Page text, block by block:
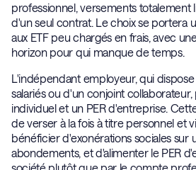
professionnel, versements totalement
d'un seul contrat. Le choix se portera
aux ETF peu chargés en frais, avec
horizon pour qui manque de temps.
L'indépendant employeur, qui
salariés ou d'un conjoint
individuel et un PER d'entreprise.
de verser à la fois à titre personnel et
bénéficier d'exonérations sociales sur
abondements, et d'alimenter le PER